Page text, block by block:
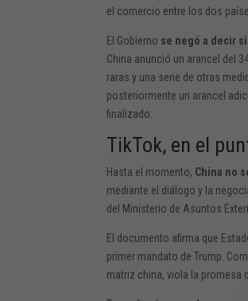
el comercio entre los dos
El Gobierno se negó a decir
China anunció un arancel del
raras y una serie de otras
posteriormente un arancel
finalizado.
TikTok, en el
Hasta el momento, China no
mediante el diálogo y la
del Ministerio de Asuntos
El documento afirma que
primer mandato de Trump.
matriz china, viola la promesa